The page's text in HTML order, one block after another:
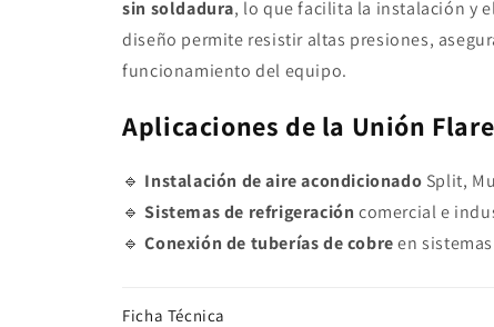
sin soldadura, lo que facilita la instalación y
diseño permite resistir altas presiones,
funcionamiento del equipo.
Aplicaciones de la Unión
🔹 Instalación de aire acondicionado Split,
🔹Sistemas de refrigeración comercial e
🔹Conexión de tuberías de cobreen
Ficha Técnica